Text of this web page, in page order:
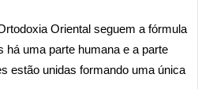
Oriental seguem a fórmula
há uma parte humana e a parte
estão unidas formando uma única